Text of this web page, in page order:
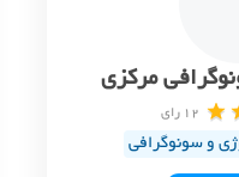
مرکزی
12 رای
و سونوگرافی